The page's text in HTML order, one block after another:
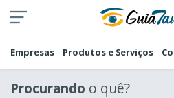
Empresas Produtos e Serviços
Procurando o quê?